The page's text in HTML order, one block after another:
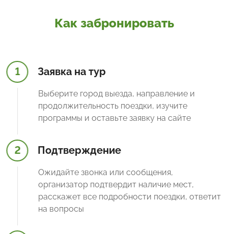
Как забронировать
1 Заявка на тур
Выберите город выезда, направление и
продолжительность поездки, изучите
программы и оставьте заявку на сайте
2 Подтверждение
Ожидайте звонка или сообщения,
организатор подтвердит наличие мест,
расскажет все подробности поездки, ответит
на вопросы